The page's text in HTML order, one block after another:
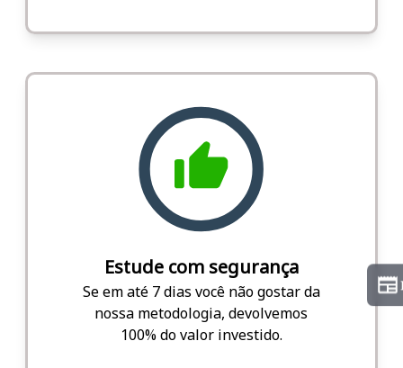
Estude com segurança
Se em até 7 dias você não gostar da
nossa metodologia, devolvemos
100% do valor investido.